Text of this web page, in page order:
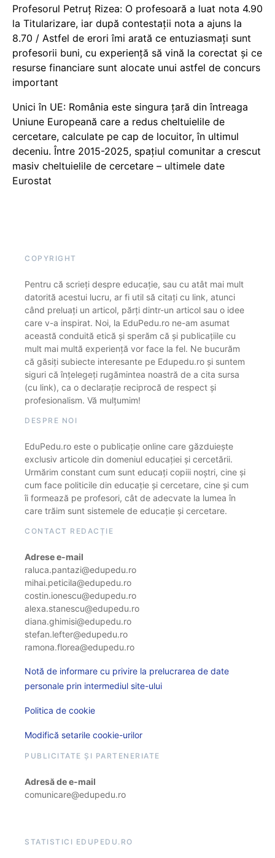
Profesorul Petruț Rizea: O profesoară a luat nota 4.90
la Titularizare, iar după contestații nota a ajuns la
8.70 / Astfel de erori îmi arată ce entuziasmați sunt
profesorii buni, cu experiență să vină la corectat și ce
resurse financiare sunt alocate unui astfel de concurs
important
Unici în UE: România este singura țară din întreaga
Uniune Europeană care a redus cheltuielile de
cercetare, calculate pe cap de locuitor, în ultimul
deceniu. Între 2015-2025, spațiul comunitar a crescut
masiv cheltuielile de cercetare – ultimele date
Eurostat
COPYRIGHT
Pentru că scrieți despre educație, sau cu atât mai mult
datorită acestui lucru, ar fi util să citați cu link, atunci
când preluați un articol, părți dintr-un articol sau o idee
care v-a inspirat. Noi, la EduPedu.ro ne-am asumat
această conduită etică și sperăm că și publicațiile cu
mult mai multă experiență vor face la fel. Ne bucurăm
că găsiți subiecte interesante pe Edupedu.ro și suntem
siguri că înțelegeți rugămintea noastră de a cita sursa
(cu link), ca o declarație reciprocă de respect și
profesionalism. Vă mulțumim!
DESPRE NOI
EduPedu.ro este o publicație online care găzduiește
exclusiv articole din domeniul educației și cercetării.
Urmărim constant cum sunt educați copiii noștri, cine și
cum face politicile din educație și cercetare, cine și cum
îi formează pe profesori, cât de adecvate la lumea în
care trăim sunt sistemele de educație și cercetare.
CONTACT REDACȚIE
Adrese e-mail
raluca.pantazi@edupedu.ro
mihai.peticila@edupedu.ro
costin.ionescu@edupedu.ro
alexa.stanescu@edupedu.ro
diana.ghimisi@edupedu.ro
stefan.lefter@edupedu.ro
ramona.florea@edupedu.ro
Notă de informare cu privire la prelucrarea de date
personale prin intermediul site-ului
Politica de cookie
Modifică setarile cookie-urilor
PUBLICITATE ȘI PARTENERIATE
Adresă de e-mail
comunicare@edupedu.ro
STATISTICI EDUPEDU.RO